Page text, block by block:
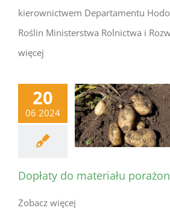
kierownictwem Departamentu
Roślin Ministerstwa Rolnictwa i
więcej
20
06 2024
Dopłaty do materiału
Zobacz więcej